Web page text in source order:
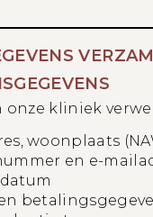
onze kliniek
woonplaats
en e-